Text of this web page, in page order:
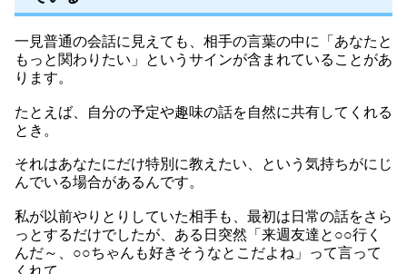
一見普通の会話に見えても、相手の言葉の中に「あなたと
もっと関わりたい」というサインが含まれていることがあ
ります。
たとえば、自分の予定や趣味の話を自然に共有してくれる
とき。
それはあなたにだけ特別に教えたい、という気持ちがにじ
んでいる場合があるんです。
私が以前やりとりしていた相手も、最初は日常の話をさら
っとするだけでしたが、ある日突然「来週友達と○○行く
んだ～、○○ちゃんも好きそうなとこだよね」って言って
くれて。